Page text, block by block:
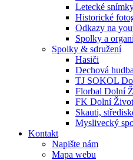
Letecké
Historické
Odkazy na
Spolky a
Spolky & sdružení
Hasiči
Dechová
TJ SOKOL
Florbal Dolní
FK Dolní
Skauti,
Myslivecký
Kontakt
Napište nám
Mapa webu